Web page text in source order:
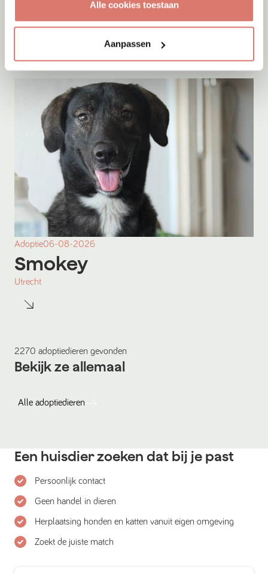
Alle cookies toestaan
Aanpassen
Tilburg
Adoptie06-08-2026
Smokey
Utrecht
2270 adoptiedieren gevonden
Bekijk ze allemaal
Alle adoptiedieren
Een huisdier zoeken dat bij je past
Persoonlijk contact
Geen handel in dieren
Herplaatsing honden en katten vanuit eigen omgeving
Zoekt de juiste match